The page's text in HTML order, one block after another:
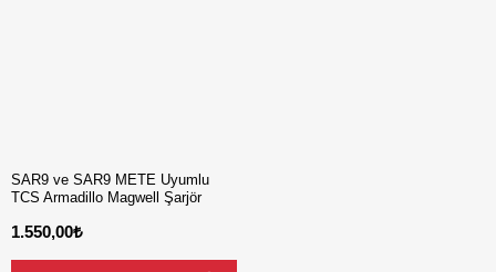
SAR9 ve SAR9 METE Uyumlu
TCS Armadillo Magwell Şarjör
1.550,00₺